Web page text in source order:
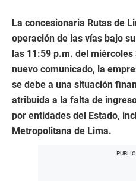
La concesionaria Rutas de
operación de las vías bajo
las 11:59 p.m. del
nuevo comunicado, la
se debe a una situación
atribuida a la falta de
por entidades del Estado,
Metropolitana de Lima.